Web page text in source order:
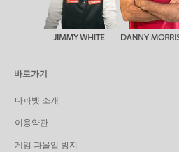
바로가기
다파벳 소개
이용약관
게임 과몰입 방지